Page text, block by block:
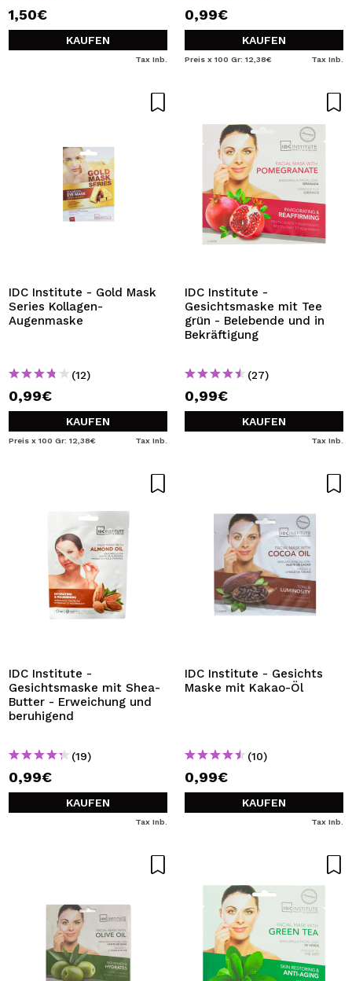
1,50€
KAUFEN
Tax Inb.
0,99€
KAUFEN
Preis x 100 Gr: 12,38€ Tax Inb.
IDC Institute - Gold Mask
Series Kollagen-
Augenmaske
(12)
0,99€
KAUFEN
Preis x 100 Gr: 12,38€ Tax Inb.
IDC Institute -
Gesichtsmaske mit Tee
grün - Belebende und in
Bekräftigung
(27)
0,99€
KAUFEN
Tax Inb.
IDC Institute -
Gesichtsmaske mit Shea-
Butter - Erweichung und
beruhigend
(19)
0,99€
KAUFEN
Tax Inb.
IDC Institute - Gesichts
Maske mit Kakao-Öl
(10)
0,99€
KAUFEN
Tax Inb.